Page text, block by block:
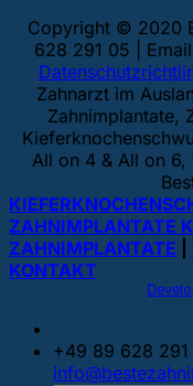
Copyright © 2020
628 291 05 |
Zahnarzt im
Zahnimplantate,
All on 4 & All on 6,
ZAHNIMPLANTATE
ZAHNIMPLANTATE
KONTAKT
+49 89 628 291